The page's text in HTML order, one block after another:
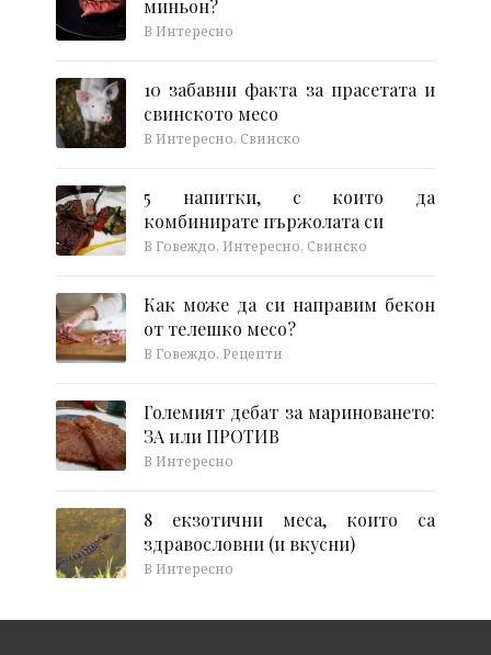
миньон?
В Интересно
10 забавни факта за прасетата и
свинското месо
В Интересно, Свинско
5 напитки, с които да
комбинирате пържолата си
В Говеждо, Интересно, Свинско
Как може да си направим бекон
от телешко месо?
В Говеждо, Рецепти
Големият дебат за мариноването:
ЗА или ПРОТИВ
В Интересно
8 екзотични меса, които са
здравословни (и вкусни)
В Интересно